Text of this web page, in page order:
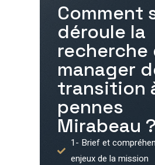
Comment
déroule la
recherche
manager
transition
pennes
Mirabeau ?
1- Brief et
enjeux de la mission